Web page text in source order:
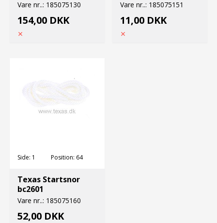
Vare nr..: 185075130
154,00 DKK
Vare nr..: 185075151
11,00 DKK
Side: 1 Position: 64
Texas Startsnor
bc2601
Vare nr..: 185075160
52,00 DKK